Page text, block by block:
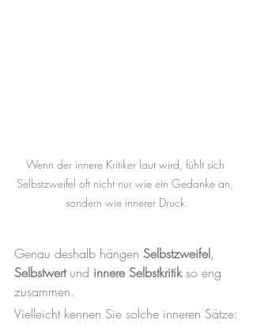
Wenn der innere Kritiker laut wird, fühlt sich
Selbstzweifel oft nicht nur wie ein Gedanke an,
sondern wie innerer Druck.
Genau deshalb hängen Selbstzweifel,
Selbstwert und innere Selbstkritik so eng
zusammen.
Vielleicht kennen Sie solche inneren Sätze: